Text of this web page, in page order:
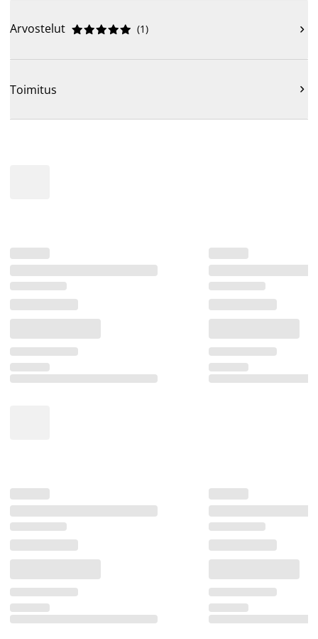
Arvostelut 




 (1) 
Toimitus 